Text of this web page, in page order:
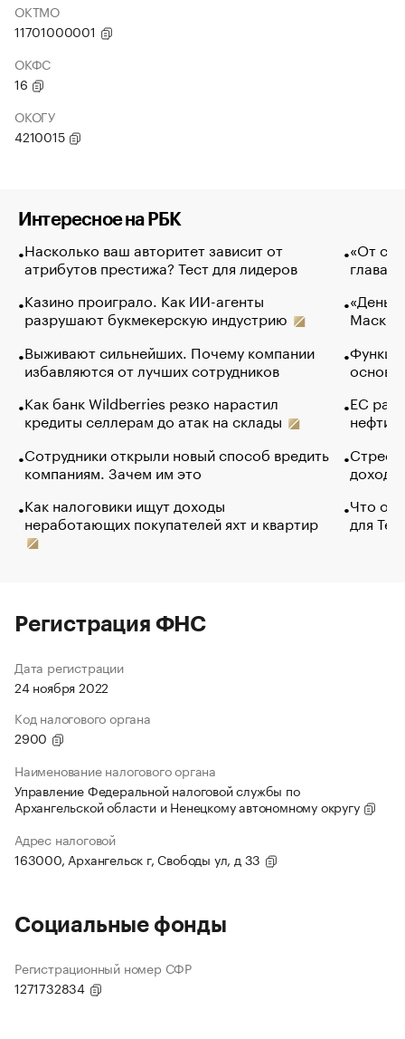
ОКТМО
11701000001
ОКФС
16
ОКОГУ
4210015
Интересное на РБК
Насколько ваш авторитет зависит от
атрибутов престижа? Тест для лидеров
Казино проиграло. Как ИИ-агенты
разрушают букмекерскую индустрию
Выживают сильнейших. Почему компании
избавляются от лучших сотрудников
Как банк Wildberries резко нарастил
кредиты селлерам до атак на склады
Сотрудники открыли новый способ вредить
компаниям. Зачем им это
Как налоговики ищут доходы
неработающих покупателей яхт и квартир
«От
глава
Маск в
основ
ЕС
нефти
Что
для
Регистрация ФНС
Дата регистрации
24 ноября 2022
Код налогового органа
2900
Наименование налогового органа
Управление Федеральной налоговой службы по
Архангельской области и Ненецкому автономному округу
Адрес налоговой
163000, Архангельск г, Свободы ул, д 33
Социальные фонды
Регистрационный номер СФР
1271732834